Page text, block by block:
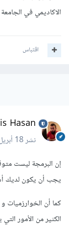
الاكاديمي في
اقتباس
Hasan
نشر18 أبريل 2023
إن البرمجة ليست
يجب أن يكون لديك
كما أن الخوارزميات
الكثير من الأمور